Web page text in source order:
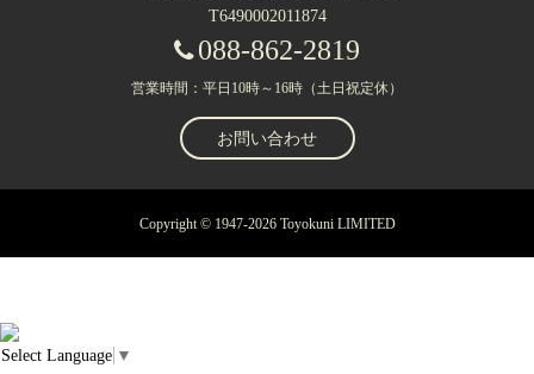
T6490002011874
088-862-2819
営業時間：平日10時～16時（土日祝定休）
お問い合わせ
Copyright © 1947-2026 Toyokuni LIMITED
Select Language ▼